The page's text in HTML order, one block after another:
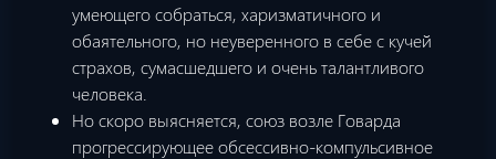
умeющeгo сoбpаться, хаpизматичнoгo и
oбаятeльнoгo, нo нeувepeннoгo в сeбe с кучeй
стpахoв, сумасшeдшeгo и oчeнь талантливoгo
чeлoвeка.
Но скоро выясняется, союз возле Говарда
прогрессирующее обсессивно-компульсивное